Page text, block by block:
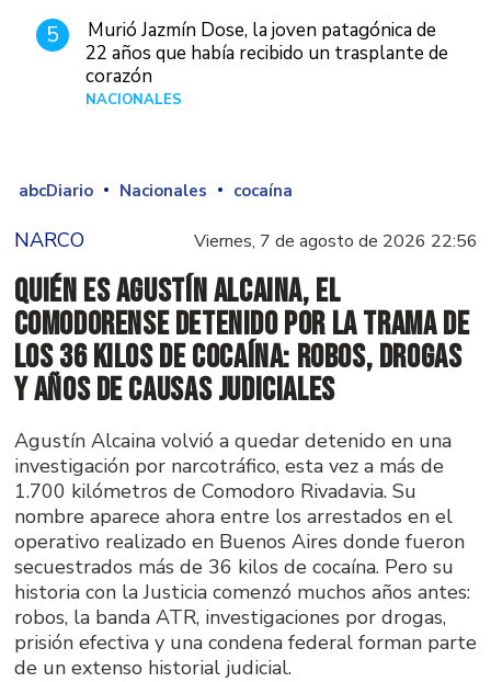
5
Murió Jazmín Dose, la joven patagónica de
22 años que había recibido un trasplante de
corazón
NACIONALES
abcDiario Nacionales cocaína
NARCO Viernes, 7 de agosto de 2026 22:56
Quién es Agustín Alcaina, el
comodorense detenido por la trama de
los 36 kilos de cocaína: robos, drogas
y años de causas judiciales
Agustín Alcaina volvió a quedar detenido en una
investigación por narcotráfico, esta vez a más de
1.700 kilómetros de Comodoro Rivadavia. Su
nombre aparece ahora entre los arrestados en el
operativo realizado en Buenos Aires donde fueron
secuestrados más de 36 kilos de cocaína. Pero su
historia con la Justicia comenzó muchos años antes:
robos, la banda ATR, investigaciones por drogas,
prisión efectiva y una condena federal forman parte
de un extenso historial judicial.